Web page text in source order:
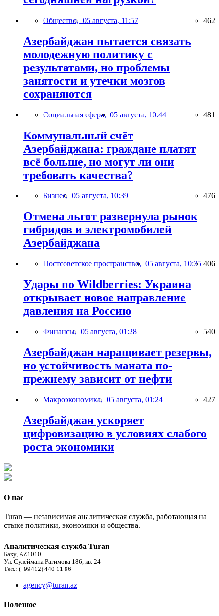
Общество, 05 августа, 11:57 462
Азербайджан пытается связать
молодежную политику с
результатами, но проблемы
занятости и утечки мозгов
сохраняются
Социальная сфера, 05 августа, 10:44 481
Коммунальный счёт
Азербайджана: граждане платят
всё больше, но могут ли они
требовать качества?
Бизнес, 05 августа, 10:39 476
Отмена льгот развернула рынок
гибридов и электромобилей
Азербайджана
Постсоветское пространство, 05 августа, 10:35 406
Удары по Wildberries: Украина
открывает новое направление
давления на Россию
Финансы, 05 августа, 01:28 540
Азербайджан наращивает резервы,
но устойчивость маната по-
прежнему зависит от нефти
Макроэкономика, 05 августа, 01:24 427
Азербайджан ускоряет
цифровизацию в условиях слабого
роста экономики
О нас
Turan — независимая аналитическая служба, работающая на
стыке политики, экономики и общества.
Аналитическая служба Turan
Баку, AZ1010
Ул. Сулеймана Рагимова 186, кв. 24
Тел.: (+99412) 440 11 96
agency@turan.az
Полезное